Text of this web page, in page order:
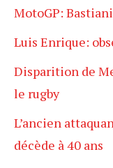
MotoGP:
Luis Enrique:
Disparition de
le rugby
L’ancien
décède à 40 ans